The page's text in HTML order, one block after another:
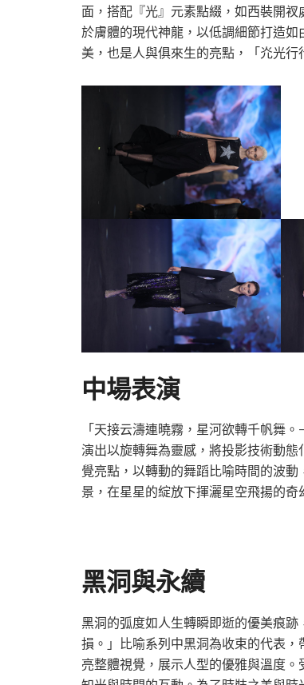
面，搭配『光』元素點綴，如西裝開
於膚體的現代神龍，以低調細節打造
美，也是人與俱來生的亮點，「灮光
中場表演
「天接云濤連曉霧，星河欲轉千帆舞
演出以旋轉舞為靈感，將投影技術動
覺亮點，以轉動的舞蹈比喻時間的波
景，在星星的綻放下揮灑星空飛揚的奇
黑洞與永續
黑洞的弧度如人生轉瞬即逝的優美痕
損。」比喻系列中黑洞為收束的代表
亮整體視覺，展示人型的優雅與溫度